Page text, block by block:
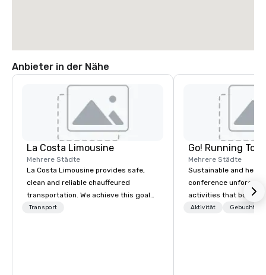
Anbieter in der Nähe
La Costa Limousine
Mehrere Städte
La Costa Limousine provides safe,
clean and reliable chauffeured
transportation. We achieve this goal
with highly trained chauffeurs, the
Transport
Go! Running
Mehrere Städte
Sustainable and
conference
activities that boost
lower carbon
Aktivität Gebuchte